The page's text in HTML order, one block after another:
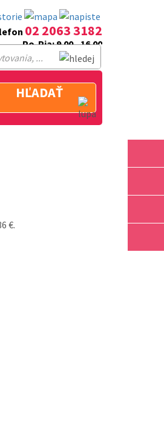
02 2063 3182
Po-Pia: 9.00 - 16.00
HĽADAŤ
€.